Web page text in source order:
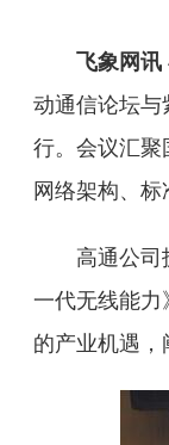
飞象网讯
动通信论坛与
行。会议汇聚
网络架构、标
高通公司
一代无线能力
的产业机遇，